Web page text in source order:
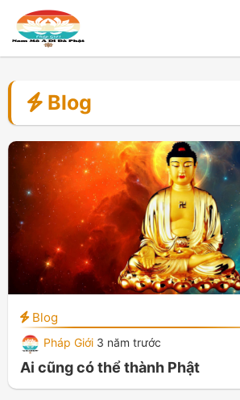
Blog
Blog
Pháp Giới 3 năm trước
Ai cũng có thể thành Phật